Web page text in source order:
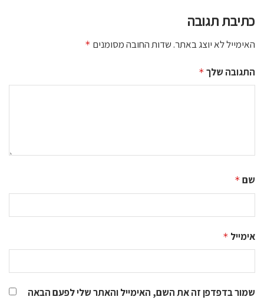
כתיבת תגובה
האימייל לא יוצג באתר.שדות החובה מסומנים *
התגובה שלך *
שם *
אימייל *
שמור בדפדפן זה את השם, האימייל והאתר שלי לפעם הבאה